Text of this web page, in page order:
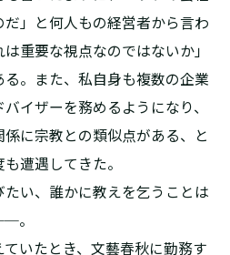
」と何人もの経営者から言わ
重要な視点なのではないか」
る。また、私自身も複数の企業
イザーを務めるようになり、
に宗教との類似点がある、と
遭遇してきた。
い、誰かに教えを乞うことは
。
いたとき、文藝春秋に勤務す